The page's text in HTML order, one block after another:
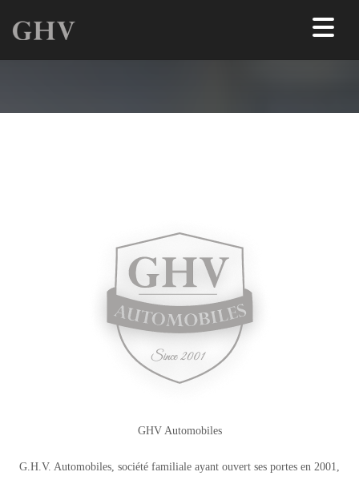
GHV Automobiles
G.H.V. Automobiles, société familiale ayant ouvert ses portes en 2001,